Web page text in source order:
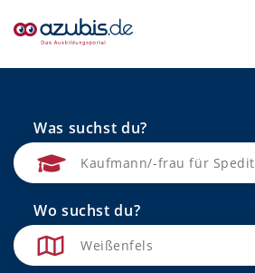
Was suchst du?
Wo suchst du?